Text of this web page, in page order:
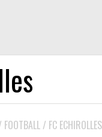
FOOTBALL / FC ECHIROLLES